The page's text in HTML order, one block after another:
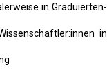
in Graduierten-
in